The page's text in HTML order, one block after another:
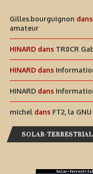
Gilles.bourguignon dans
amateur
HINARD dans TR8CR
HINARD dans
HINARD dans
michel dans FT2, la
SOLAR-